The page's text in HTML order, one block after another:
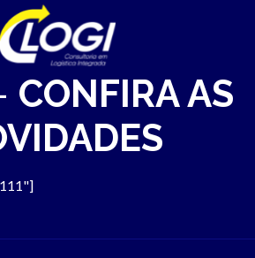
SOBRE
SERVIÇOS
DE TRABALHO
CONFIRA AS